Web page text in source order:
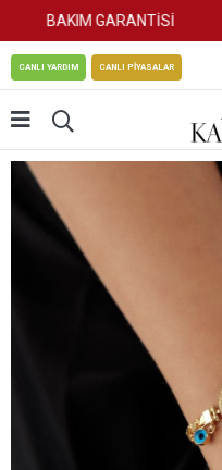
BAKIM GARANTİSİ
CANLI YARDIM CANLI PİYASALAR